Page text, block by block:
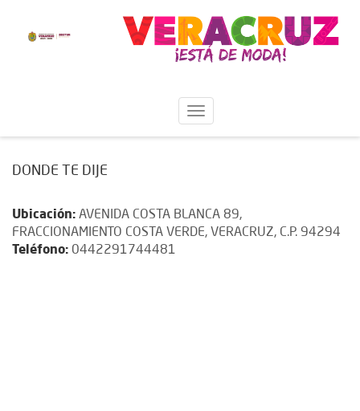
DONDE TE DIJE
Ubicación: AVENIDA COSTA BLANCA 89,
FRACCIONAMIENTO COSTA VERDE, VERACRUZ, C.P. 94294
Teléfono: 0442291744481